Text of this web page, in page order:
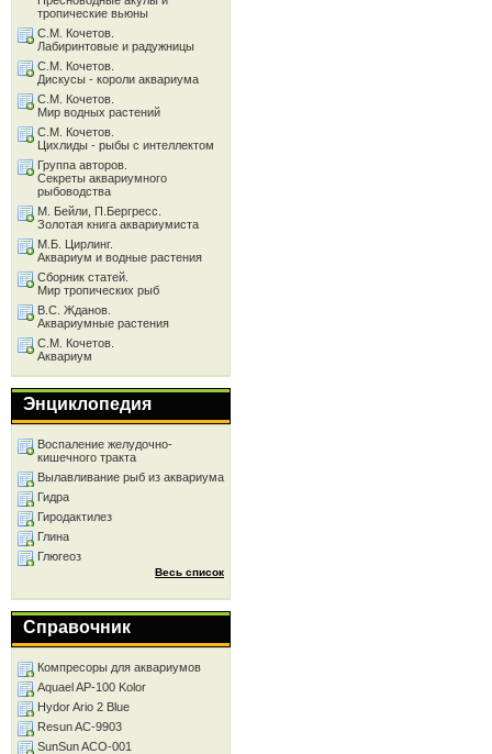
тропические вьюны
С.М. Кочетов.
Лабиринтовые и радужницы
С.М. Кочетов.
Дискусы - короли аквариума
С.М. Кочетов.
Мир водных растений
С.М. Кочетов.
Цихлиды - рыбы с интеллектом
Группа авторов.
Секреты аквариумного
рыбоводства
М. Бейли, П.Бергресс.
Золотая книга аквариумиста
М.Б. Цирлинг.
Аквариум и водные растения
Сборник статей.
Мир тропических рыб
В.С. Жданов.
Аквариумные растения
С.М. Кочетов.
Аквариум
Энциклопедия
Воспаление желудочно-
кишечного тракта
Вылавливание рыб из аквариума
Гидра
Гиродактилез
Глина
Глюгеоз
Весь список
Справочник
Компресоры для аквариумов
Aquael AP-100 Kolor
Hydor Ario 2 Blue
Resun AC-9903
SunSun ACO-001